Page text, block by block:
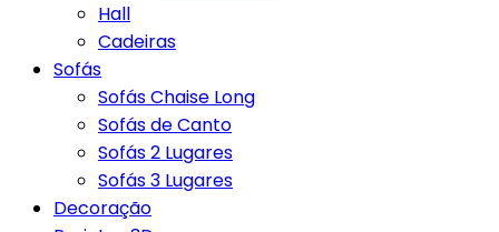
Hall
Cadeiras
Sofás
Sofás Chaise Long
Sofás de Canto
Sofás 2 Lugares
Sofás 3 Lugares
Decoração